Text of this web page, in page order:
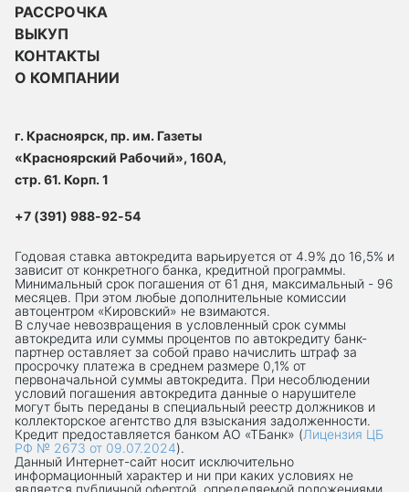
РАССРОЧКА
ВЫКУП
КОНТАКТЫ
О КОМПАНИИ
г. Красноярск, пр. им. Газеты
«Красноярский Рабочий», 160А,
стр. 61. Корп. 1
+7 (391) 988-92-54
Годовая ставка автокредита варьируется от 4.9% до 16,5% и
зависит от конкретного банка, кредитной программы.
Минимальный срок погашения от 61 дня, максимальный - 96
месяцев. При этом любые дополнительные комиссии
автоцентром «Кировский» не взимаются.
В случае невозвращения в условленный срок суммы
автокредита или суммы процентов по автокредиту банк-
партнер оставляет за собой право начислить штраф за
просрочку платежа в среднем размере 0,1% от
первоначальной суммы автокредита. При несоблюдении
условий погашения автокредита данные о нарушителе
могут быть переданы в специальный реестр должников и
коллекторское агентство для взыскания задолженности.
Кредит предоставляется банком АО «ТБанк» (Лицензия ЦБ
РФ № 2673 от 09.07.2024).
Данный Интернет-сaйт носит исключительно
информационный характер и ни при каких условиях не
является публичной офертой, определяемой положениями